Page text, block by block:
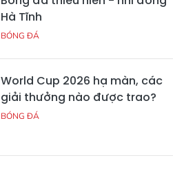
Hà Tĩnh
BÓNG ĐÁ
World Cup 2026 hạ màn, các
giải thưởng nào được trao?
BÓNG ĐÁ